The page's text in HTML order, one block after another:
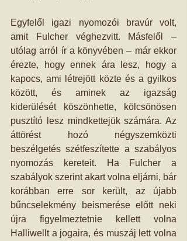
Egyfelől igazi nyomozói bravúr volt,
amit Fulcher véghezvitt. Másfelől –
utólag arról ír a könyvében – már ekkor
érezte, hogy ennek ára lesz, hogy a
kapocs, ami létrejött közte és a gyilkos
között, és aminek az igazság
kiderülését köszönhette, kölcsönösen
pusztító lesz mindkettejük számára. Az
áttörést hozó négyszemközti
beszélgetés szétfeszítette a szabályos
nyomozás kereteit. Ha Fulcher a
szabályok szerint akart volna eljárni, bár
korábban erre sor került, az újabb
bűncselekmény beismerése előtt neki
újra figyelmeztetnie kellett volna
Halliwellt a jogaira, és muszáj lett volna